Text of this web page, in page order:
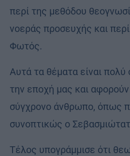
περί της μεθόδου
νοεράς προσευχής και
Φωτός.
Αυτά τα θέματα είναι πολύ
την εποχή μας και
σύγχρονο άνθρωπο, όπως
συνοπτικώς ο
Τέλος υπογράμμισε ότι